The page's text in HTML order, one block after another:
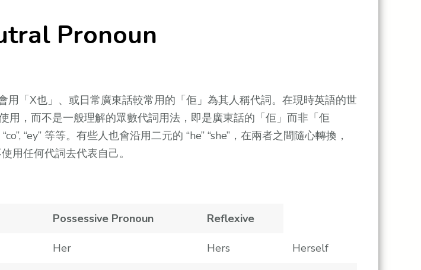
Pronoun
「X也」、或日常廣東話較常用的「佢」為其人稱代詞。在現時英語的世
用，而不是一般理解的眾數代詞用法，即是廣東話的「佢」而非「佢
“ey” 等等。有些人也會沿用二元的 “he” “she”，在兩者之間隨心轉換，
用任何代詞去代表自己。
Possessive Pronoun Reflexive
Her Hers Herself